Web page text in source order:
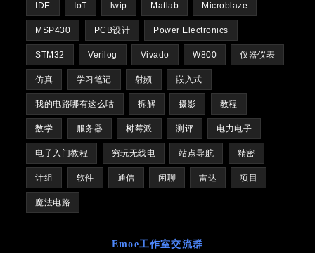
IDE IoT lwip Matlab Microblaze
MSP430 PCB设计 Power Electronics
STM32 Verilog Vivado W800 仪器仪表
仿真 学习笔记 射频 嵌入式
我的电路哪有这么咕 拆解 摄影 教程
数学 服务器 树莓派 测评 电力电子
电子入门教程 穷玩无线电 站点导航 精密
计组 软件 通信 闲聊 雷达 项目
魔法电路
Emoe工作室交流群